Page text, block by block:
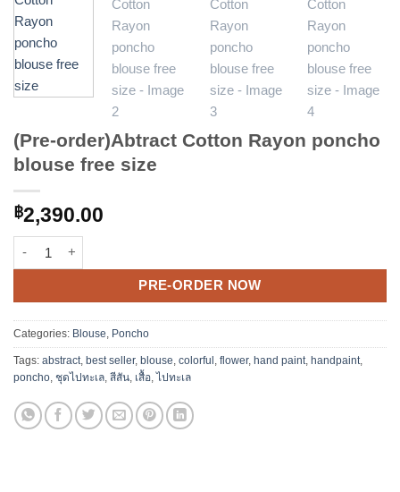
(Pre-order)Abtract Cotton Rayon poncho
blouse free size
฿2,390.00
PRE-ORDER NOW
Alternative:
Categories: Blouse, Poncho
Tags: abstract, best seller, blouse, colorful , flower, hand paint, handpaint,
poncho, ชุดไปทะเล, สีสัน, เสื้อ, ไปทะเล